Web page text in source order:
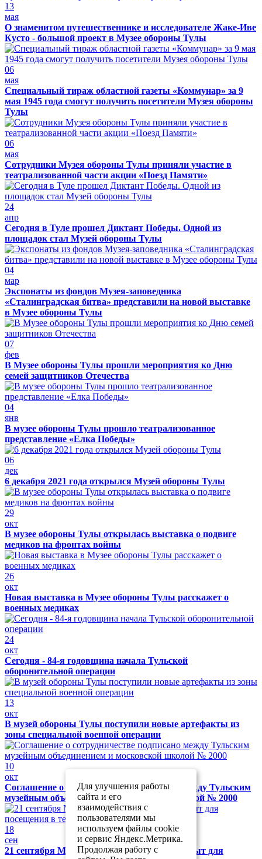
13
мая
О знаменитом путешественнике и исследователе Жаке-Иве
Кусто - большой проект в Музее обороны Тулы
06
мая
Специальный тираж областной газеты «Коммунар» за 9
мая 1945 года смогут получить посетители Музея обороны
Тулы
06
мая
Сотрудники Музея обороны Тулы приняли участие в
театрализованной части акции «Поезд Памяти»
24
апр
Сегодня в Туле прошел Диктант Победы. Одной из
площадок стал Музей обороны Тулы
04
мар
Экспонаты из фондов Музея-заповедника
«Сталинградская битва» представили на новой выставке
в Музее обороны Тулы
07
фев
В Музее обороны Тулы прошли мероприятия ко Дню
семей защитников Отечества
04
янв
В музее обороны Тулы прошло театрализованное
представление «Елка Победы»
06
дек
6 декабря 2021 года открылся Музей обороны Тулы
29
окт
В музее обороны Тулы открылась выставка о подвиге
медиков на фронтах войны
26
окт
Новая выставка в Музее обороны Тулы расскажет о
военных медиках
24
окт
Сегодня - 84-я годовщина начала Тульской
оборонительной операции
13
окт
В музей обороны Тулы поступили новые артефакты из
зоны специальной военной операции
10
окт
Соглашение о сотрудничестве подписано между Тульским
музейным объединением и московской школой № 2000
18
сен
21 сентября Музей обороны Тулы будет закрыт для
Для улучшения работы
сайта и его
взаимодействия с
пользователями мы
используем файлы cookie
и сервис Яндекс.Метрика.
Продолжая работу с